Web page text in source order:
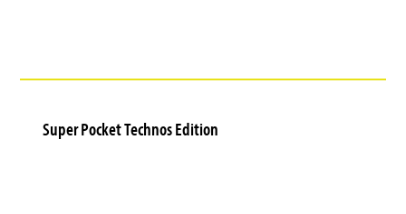
Super Pocket Technos Edition